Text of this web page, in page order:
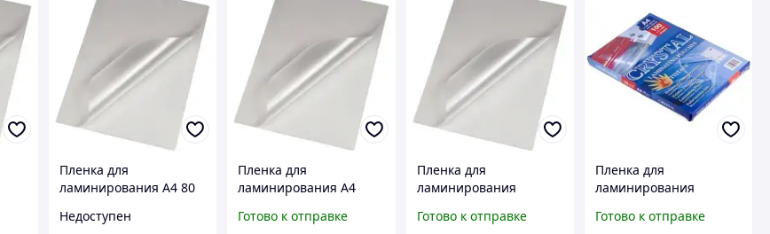
Пленка для
ламинирования А4 80
глянцевая 100 шт
Недоступен
Пленка для
ламинирования А4
глянцевая 125 мкн 100
Готово к отправке
Пленка для
ламинирования
100 листов для защиты
Готово к отправке
Пленка для
ламинирования
для защиты
Готово к отправке